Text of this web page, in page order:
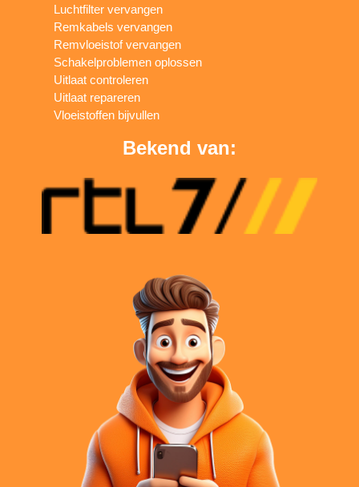
Luchtfilter vervangen
Remkabels vervangen
Remvloeistof vervangen
Schakelproblemen oplossen
Uitlaat controleren
Uitlaat repareren
Vloeistoffen bijvullen
Bekend van: